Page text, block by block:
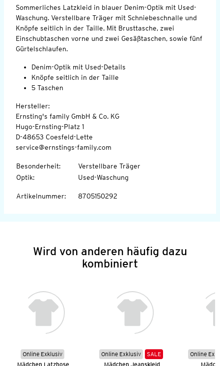
Sommerliches Latzkleid in blauer Denim-Optik mit Used-
Waschung. Verstellbare Träger mit Schniebeschnalle und
Knöpfe seitlich in der Taille. Mit Brusttasche, zwei
Einschubtaschen vorne und zwei Gesäßtaschen, sowie fünf
Gürtelschlaufen.
Denim-Optik mit Used-Details
Knöpfe seitlich in der Taille
5 Taschen
Hersteller:
Ernsting's family GmbH & Co. KG
Hugo-Ernsting-Platz 1
D-48653 Coesfeld-Lette
service@ernstings-family.com
Besonderheit:
Verstellbare Träger
Optik: Used-Waschung
Artikelnummer: 8705150292
Wird von anderen häufig dazu
kombiniert
Online Exklusiv
Mädchen Latzhose
Online Exklusiv
SALE
Mädchen Jeanskleid
Online